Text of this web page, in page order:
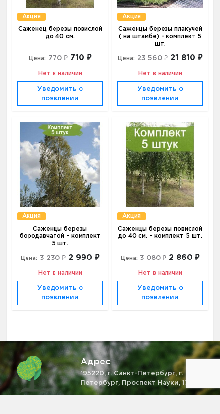
Акция
Саженец березы повислой
до 40 см.
Цена: 770 ₽ 710 ₽
Нет в наличии
Уведомить о
появлении
Акция
Саженцы березы плакучей
( на штамбе) - комплект 5
шт.
Цена: 23 560 ₽ 21 810 ₽
Нет в наличии
Уведомить о
появлении
Акция
Саженцы березы
бородавчатой - комплект
5 шт.
Цена: 3 230 ₽ 2 990 ₽
Нет в наличии
Уведомить о
появлении
Акция
Саженцы березы повислой
до 40 см. - комплект 5 шт.
Цена: 3 080 ₽ 2 860 ₽
Нет в наличии
Уведомить о
появлении
Адрес
195220, г. Санкт-Петербург, г. Санкт-
Петербург, Проспект Науки, 17 к б